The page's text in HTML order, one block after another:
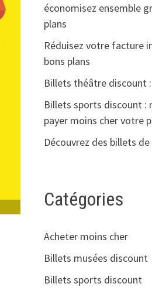
économisez ensemble
plans
Réduisez votre facture
bons plans
Billets théâtre discount
Billets sports discount :
payer moins cher votre
Découvrez des billets
Catégories
Acheter moins cher
Billets musées discount
Billets sports discount